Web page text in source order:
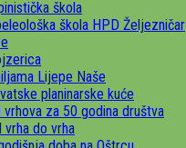
škola
škola HPD Željezničar
Lijepe Naše
planinarske kuće
vrhova za 50 godina društva
vrha do vrha